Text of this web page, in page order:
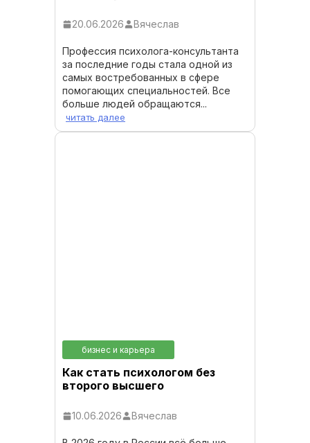
20.06.2026 Вячеслав
Профессия психолога-консультанта
за последние годы стала одной из
самых востребованных в сфере
помогающих специальностей. Все
больше людей обращаются...
читать далее
бизнес и карьера
Как стать психологом без
второго высшего
10.06.2026 Вячеслав